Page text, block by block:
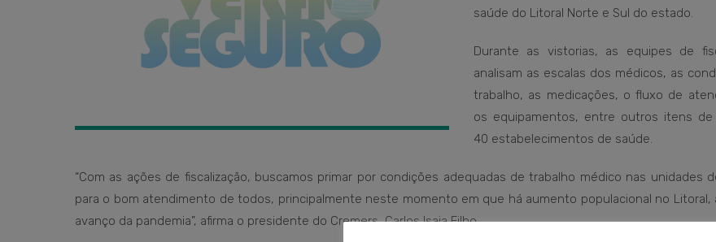
saúde do Litoral Norte e Sul do estado.
Durante as vistorias, as equipes de
analisam as escalas dos médicos, as
trabalho, as medicações, o fluxo de
os equipamentos, entre outros itens de
40 estabelecimentos de saúde.
“Com as ações de fiscalização, buscamos primar por condições adequadas de trabalho médico nas unidades
para o bom atendimento de todos, principalmente neste momento em que há aumento populacional no Litoral,
avanço da pandemia”, afirma o presidente do Cremers, Carlos Isaia Filho.